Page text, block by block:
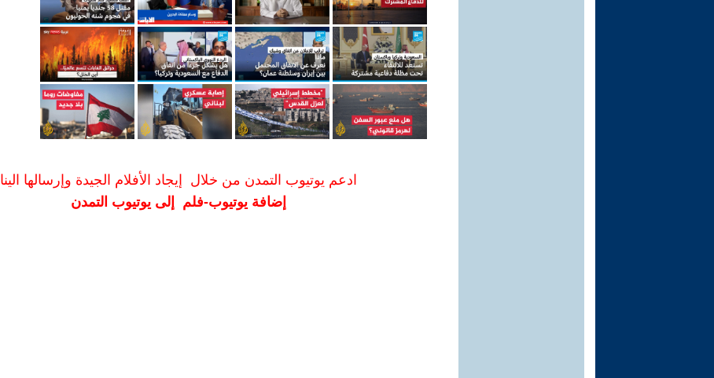
ادعم يوتيوب التمدن من خلال إيجاد الأفلام الجيدة وإرسالها الينا
إضافة يوتيوب-فلم إلى يوتيوب التمدن